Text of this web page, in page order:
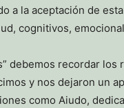
a la aceptación de
cognitivos,
debemos recordar
y nos dejaron un
como Aiudo,